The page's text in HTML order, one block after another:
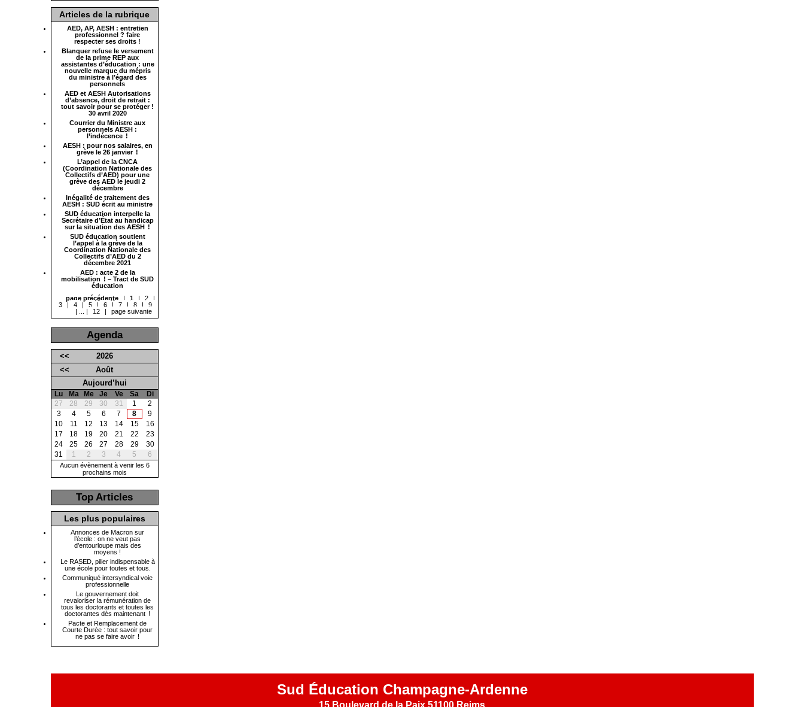
Articles de la rubrique
AED, AP, AESH : entretien
professionnel ? faire
respecter ses droits !
Blanquer refuse le versement
de la prime REP aux
assistantes d’éducation : une
nouvelle marque du mépris
du ministre à l’égard des
personnels
AED et AESH Autorisations
d’absence, droit de retrait :
tout savoir pour se protéger !
30 avril 2020
Courrier du Ministre aux
personnels AESH :
l’indécence !
AESH : pour nos salaires, en
grève le 26 janvier !
L’appel de la CNCA
(Coordination Nationale des
Collectifs d’AED) pour une
grève des AED le jeudi 2
décembre
Inégalité de traitement des
AESH : SUD écrit au ministre
SUD éducation interpelle la
Secrétaire d’État au handicap
sur la situation des AESH !
SUD éducation soutient
l’appel à la grève de la
Coordination Nationale des
Collectifs d’AED du 2
décembre 2021
AED : acte 2 de la
mobilisation ! – Tract de SUD
éducation
page précédente
1 2
3
4 5 6 7 8
9
12 page suivante
Agenda
<<
2026
<<
Août
Aujourd’hui
Lu Ma Me Je Ve Sa
Di
27
28 29 30 31 1
2
3
4 5 6 7 8
9
10
11 12 13 14 15
16
17
18 19 20 21 22
23
24
25 26 27 28 29
30
31
1 2 3 4 5 6
Aucun évènement à venir les 6
prochains mois
Top Articles
Les plus populaires
Annonces de Macron sur
l’école : on ne veut pas
d’entourloupe mais des
moyens !
Le RASED, pilier indispensable à
une école pour toutes et tous.
Communiqué intersyndical voie
professionnelle
Le gouvernement doit
revaloriser la rémunération de
tous les doctorants et toutes les
doctorantes dès maintenant !
Pacte et Remplacement de
Courte Durée : tout savoir pour
ne pas se faire avoir !
Sud Éducation Champagne-Ardenne